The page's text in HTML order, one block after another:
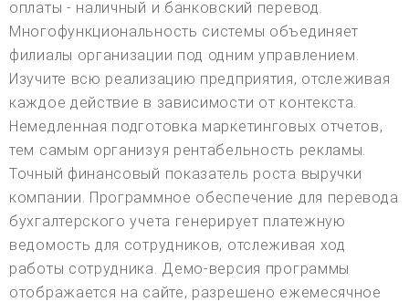
оплаты - наличный и банковский перевод.
Многофункциональность системы объединяет
филиалы организации под одним управлением.
Изучите всю реализацию предприятия, отслеживая
каждое действие в зависимости от контекста.
Немедленная подготовка маркетинговых отчетов,
тем самым организуя рентабельность рекламы.
Точный финансовый показатель роста выручки
компании. Программное обеспечение для перевода
бухгалтерского учета генерирует платежную
ведомость для сотрудников, отслеживая ход
работы сотрудника. Демо-версия программы
отображается на сайте, разрешено ежемесячное